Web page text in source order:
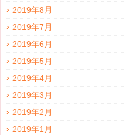
2019年8月
2019年7月
2019年6月
2019年5月
2019年4月
2019年3月
2019年2月
2019年1月